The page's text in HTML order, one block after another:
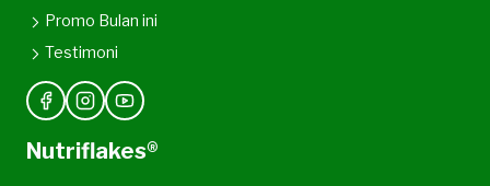
Promo Bulan ini
Testimoni
Nutriflakes®